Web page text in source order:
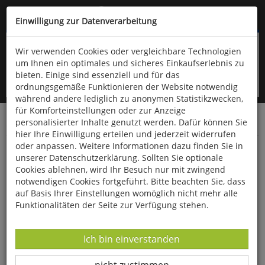
Kompletten Head der Seite überspringen
oder (06766) 9323-960
Startseite Bücher Reisen & Länderkunde
NRW: NaTour und KulTour - Per Rad durch
den Ruhrpott
Einwilligung zur Datenverarbeitung
Wir verwenden Cookies oder vergleichbare Technologien
um Ihnen ein optimales und sicheres Einkaufserlebnis zu
bieten. Einige sind essenziell und für das
ordnungsgemäße Funktionieren der Website notwendig
während andere lediglich zu anonymen Statistikzwecken,
für Komforteinstellungen oder zur Anzeige
personalisierter Inhalte genutzt werden. Dafür können Sie
hier Ihre Einwilligung erteilen und jederzeit widerrufen
oder anpassen. Weitere Informationen dazu finden Sie in
unserer Datenschutzerklärung. Sollten Sie optionale
Cookies ablehnen, wird Ihr Besuch nur mit zwingend
notwendigen Cookies fortgeführt. Bitte beachten Sie, dass
auf Basis Ihrer Einstellungen womöglich nicht mehr alle
Funktionalitäten der Seite zur Verfügung stehen.
Datenverarbeitung -
Ich bin einverstanden